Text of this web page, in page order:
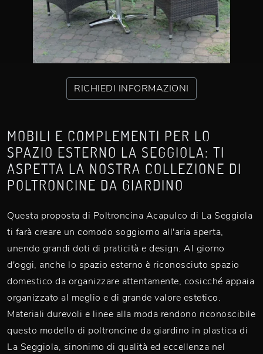
RICHIEDI INFORMAZIONI
MOBILI E COMPLEMENTI PER LO
SPAZIO ESTERNO LA SEGGIOLA: TI
ASPETTA LA NOSTRA COLLEZIONE DI
POLTRONCINE DA GIARDINO
Questa proposta di Poltroncina Acapulco di La Seggiola
ti farà creare un comodo soggiorno all'aria aperta,
unendo grandi doti di praticità e design. Al giorno
d'oggi, anche lo spazio esterno è riconosciuto spazio
domestico da organizzare attentamente, cosicché appaia
organizzato al meglio e di grande valore estetico.
Materiali durevoli e linee alla moda rendono riconoscibile
questo modello di poltroncine da giardino in plastica di
La Seggiola, sinonimo di qualità ed eccellenza nel